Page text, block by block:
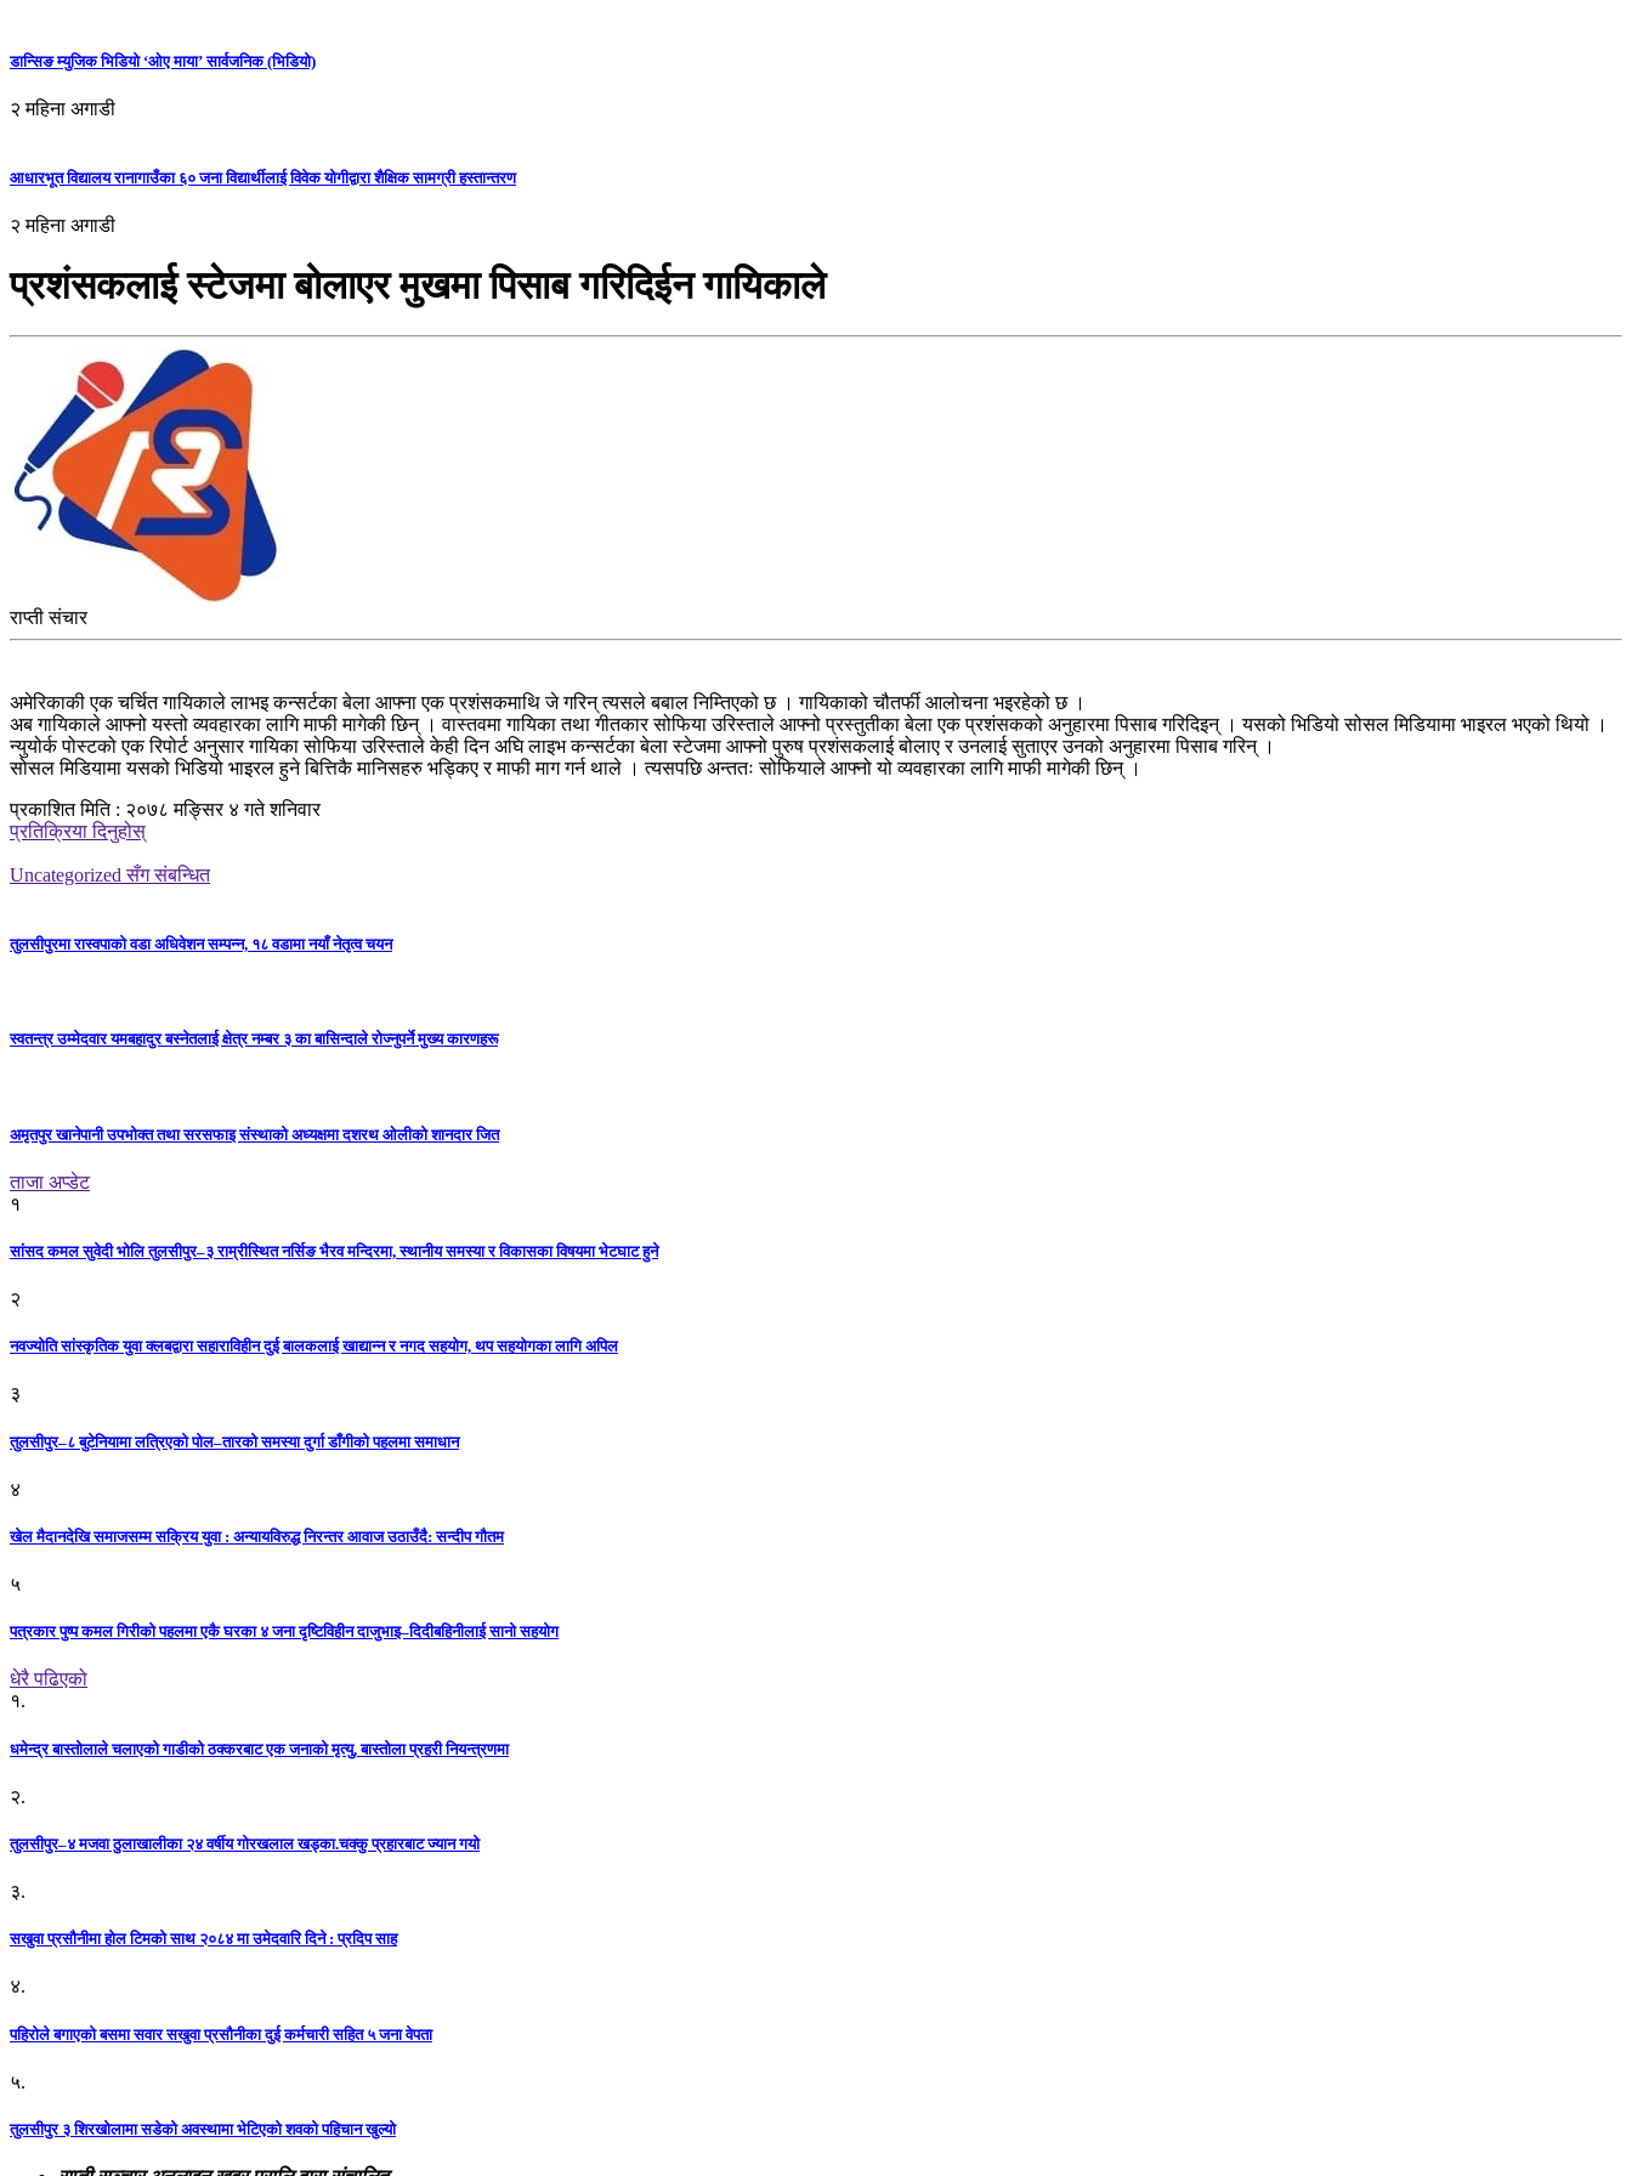
डान्सिङ म्युजिक भिडियो ‘ओए माया’ सार्वजनिक (भिडियो)
२ महिना अगाडी
आधारभूत विद्यालय रानागाउँका ६० जना विद्यार्थीलाई विवेक योगीद्वारा शैक्षिक सामग्री हस्तान्तरण
२ महिना अगाडी
प्रशंसकलाई स्टेजमा बोलाएर मुखमा पिसाब गरिदिईन गायिकाले
राप्ती संचार
अमेरिकाकी एक चर्चित गायिकाले लाभइ कन्सर्टका बेला आफ्ना एक प्रशंसकमाथि जे गरिन् त्यसले बबाल निम्तिएको छ । गायिकाको चौतर्फी आलोचना भइरहेको छ ।
अब गायिकाले आफ्नो यस्तो व्यवहारका लागि माफी मागेकी छिन् । वास्तवमा गायिका तथा गीतकार सोफिया उरिस्ताले आफ्नो प्रस्तुतीका बेला एक प्रशंसकको अनुहारमा पिसाब गरिदिइन् । यसको भिडियो सोसल मिडियामा भाइरल भएको थियो ।
न्युयोर्क पोस्टको एक रिपोर्ट अनुसार गायिका सोफिया उरिस्ताले केही दिन अघि लाइभ कन्सर्टका बेला स्टेजमा आफ्नो पुरुष प्रशंसकलाई बोलाए र उनलाई सुताएर उनको अनुहारमा पिसाब गरिन् ।
सोसल मिडियामा यसको भिडियो भाइरल हुने बित्तिकै मानिसहरु भड्किए र माफी माग गर्न थाले । त्यसपछि अन्ततः सोफियाले आफ्नो यो व्यवहारका लागि माफी मागेकी छिन् ।
प्रकाशित मिति : २०७८ मङ्सिर ४ गते शनिवार
प्रतिक्रिया दिनुहोस्
Uncategorized सँग संबन्धित
तुलसीपुरमा रास्वपाको वडा अधिवेशन सम्पन्न, १८ वडामा नयाँ नेतृत्व चयन
स्वतन्त्र उम्मेदवार यमबहादुर बस्नेतलाई क्षेत्र नम्बर ३ का बासिन्दाले रोज्नुपर्ने मुख्य कारणहरू
अमृतपुर खानेपानी उपभोक्त तथा सरसफाइ संस्थाको अध्यक्षमा दशरथ ओलीको शानदार जित
ताजा अप्डेट
१
सांसद कमल सुवेदी भोलि तुलसीपुर–३ राम्रीस्थित नर्सिङ भैरव मन्दिरमा, स्थानीय समस्या र विकासका विषयमा भेटघाट हुने
२
नवज्योति सांस्कृतिक युवा क्लबद्वारा सहाराविहीन दुई बालकलाई खाद्यान्न र नगद सहयोग, थप सहयोगका लागि अपिल
३
तुलसीपुर–८ बुटेनियामा लत्रिएको पोल–तारको समस्या दुर्गा डाँगीको पहलमा समाधान
४
खेल मैदानदेखि समाजसम्म सक्रिय युवा : अन्यायविरुद्ध निरन्तर आवाज उठाउँदै: सन्दीप गौतम
५
पत्रकार पुष्प कमल गिरीको पहलमा एकै घरका ४ जना दृष्टिविहीन दाजुभाइ–दिदीबहिनीलाई सानो सहयोग
धेरै पढिएको
१.
धमेन्द्र बास्तोलाले चलाएको गाडीको ठक्करबाट एक जनाको मृत्यु, बास्तोला प्रहरी नियन्त्रणमा
२.
तुलसीपुर–४ मजवा ठुलाखालीका २४ वर्षीय गोरखलाल खड्का.चक्कु प्रहारबाट ज्यान गयो
३.
सखुवा प्रसौनीमा होल टिमको साथ २०८४ मा उमेदवारि दिने : प्रदिप साह
४.
पहिराेले बगाएकाे बसमा सवार सखुवा प्रसाैनीका दुई कर्मचारी सहित ५ जना वेपता
५.
तुलसीपुर ३ शिरखोलामा सडेको अवस्थामा भेटिएको शवको पहिचान खुल्यो